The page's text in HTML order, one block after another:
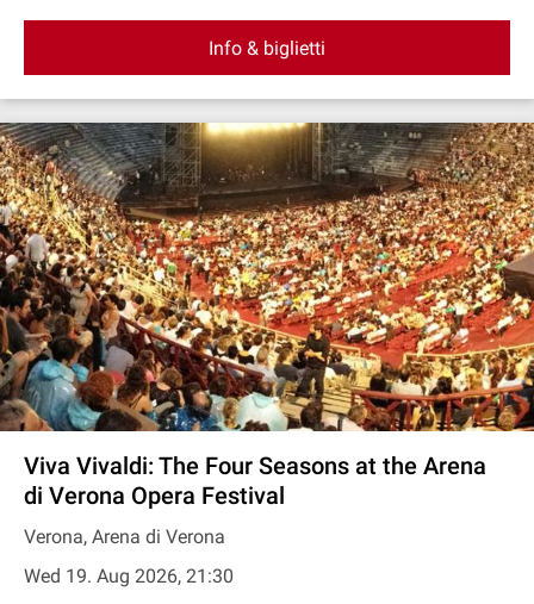
Info & biglietti
Viva Vivaldi: The Four Seasons at the Arena
di Verona Opera Festival
Verona, Arena di Verona
Wed 19. Aug 2026, 21:30